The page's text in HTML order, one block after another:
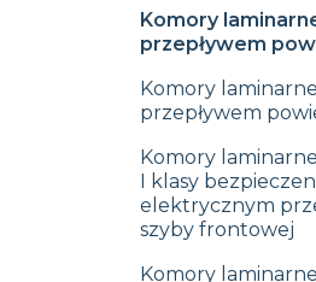
Komory
przepływem
Komory
przepływem
Komory
I klasy
elektrycznym
szyby frontowej
Komory